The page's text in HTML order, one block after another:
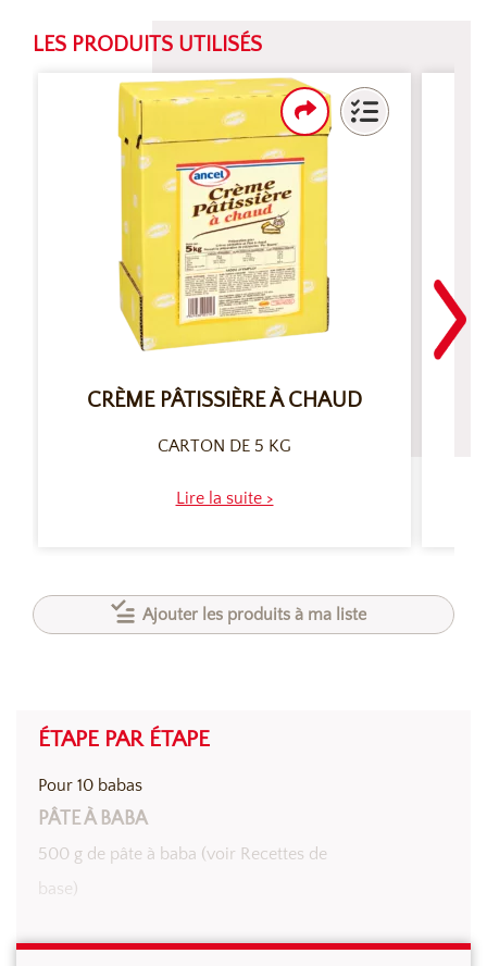
LES PRODUITS UTILISÉS
CRÈME PÂTISSIÈRE À CHAUD
CARTON DE 5 KG
Lire la suite >
Ajouter les produits à ma liste
ÉTAPE PAR ÉTAPE
Pour 10 babas
PÂTE À BABA
500 g de pâte à baba (voir Recettes de
base)